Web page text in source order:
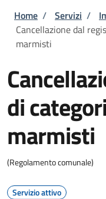
Briciole di
Home / Servizi /
Cancellazione dal
marmisti
di
marmisti
(Regolamento comunale)
Servizio attivo